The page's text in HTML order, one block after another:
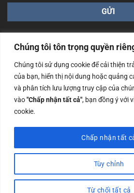
Chúng tôi tôn trọng quyền
Chúng tôi sử dụng cookie để cải thiện
của bạn, hiển thị nội dung hoặc quảng
và phân tích lưu lượng truy cập của
vào"Chấp nhận tất cả", bạn đồng ý với
cookie.
Tùy chỉnh
Từ chối tất cả
Chấp nhận tất
Công ty TNHH Nam Bình Xương -
cấp ngày 14/06/2019 bởi Sở Kế
Nội
Copyrights @2023 Nam Binh Xuong.